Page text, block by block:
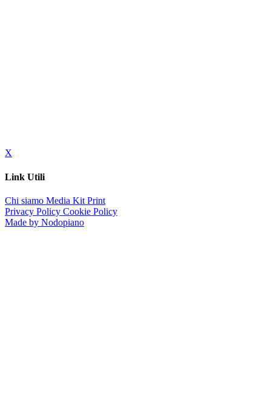
X
Link Utili
Chi siamo Media Kit Print
Privacy Policy Cookie Policy
Made by Nodopiano